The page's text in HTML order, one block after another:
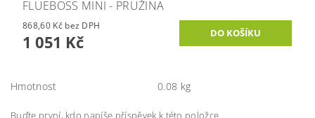
FLUEBOSS MINI - PRUŽINA
868,60 Kč bez DPH
1 051 Kč
Hmotnost 0.08 kg
Buďte první, kdo napíše příspěvek k této položce.